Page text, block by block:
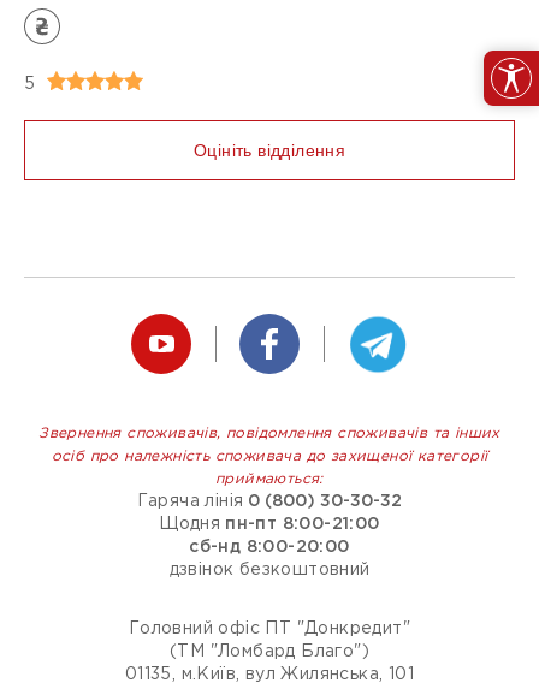
5
Оцініть відділення
Звернення споживачів, повідомлення споживачів та інших
осіб про належність споживача до захищеної категорії
приймаються:
Гаряча лінія 0 (800) 30-30-32
Щодня
пн-пт 8:00-21:00
сб-нд 8:00-20:00
дзвінок безкоштовний
Головний офіс ПТ "Донкредит"
(ТМ "Ломбард Благо")
01135, м.Київ, вул Жилянська, 101